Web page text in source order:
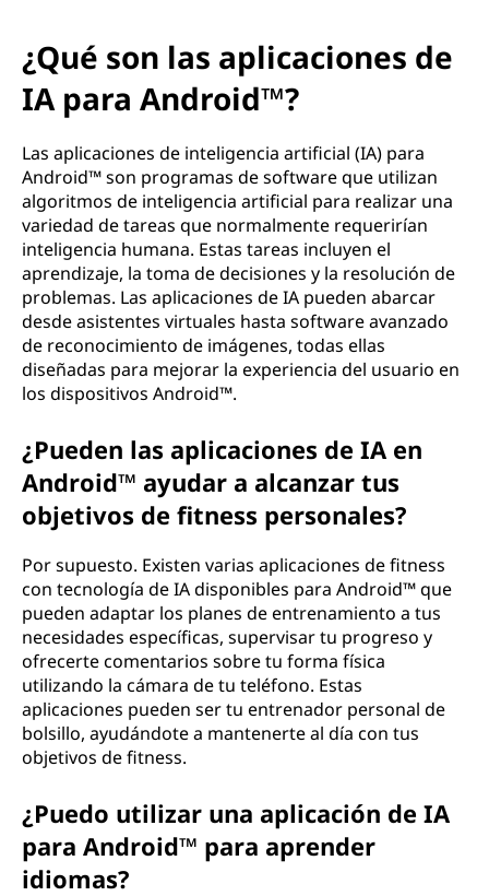
A
n
¿Qué son las aplicaciones de
IA para Android™?
Las aplicaciones de inteligencia artificial (IA) para
Android™ son programas de software que utilizan
algoritmos de inteligencia artificial para realizar una
variedad de tareas que normalmente requerirían
inteligencia humana. Estas tareas incluyen el
aprendizaje, la toma de decisiones y la resolución de
problemas. Las aplicaciones de IA pueden abarcar
desde asistentes virtuales hasta software avanzado
de reconocimiento de imágenes, todas ellas
diseñadas para mejorar la experiencia del usuario en
los dispositivos Android™.
¿Pueden las aplicaciones de IA en
Android™ ayudar a alcanzar tus
objetivos de fitness personales?
Por supuesto. Existen varias aplicaciones de fitness
con tecnología de IA disponibles para Android™ que
pueden adaptar los planes de entrenamiento a tus
necesidades específicas, supervisar tu progreso y
ofrecerte comentarios sobre tu forma física
utilizando la cámara de tu teléfono. Estas
aplicaciones pueden ser tu entrenador personal de
bolsillo, ayudándote a mantenerte al día con tus
objetivos de fitness.
¿Puedo utilizar una aplicación de IA
para Android™ para aprender
idiomas?